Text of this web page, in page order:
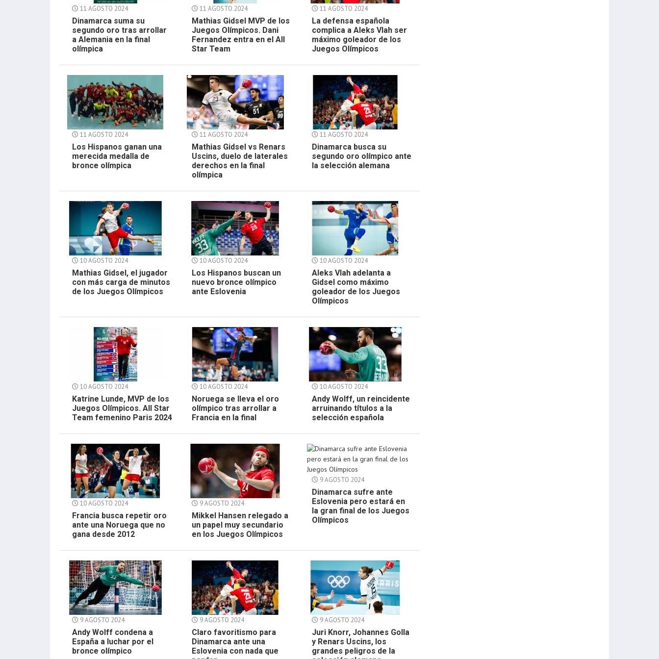
11 AGOSTO 2024
Dinamarca suma su
segundo oro tras arrollar
a Alemania en la final
olímpica
11 AGOSTO 2024
Mathias Gidsel MVP de los
Juegos Olímpicos. Dani
Fernandez entra en el All
Star Team
11 AGOSTO 2024
La defensa española
complica a Aleks Vlah ser
máximo goleador de los
Juegos Olímpicos
11 AGOSTO 2024
Los Hispanos ganan una
merecida medalla de
bronce olímpica
11 AGOSTO 2024
Mathias Gidsel vs Renars
Uscins, duelo de laterales
derechos en la final
olímpica
11 AGOSTO 2024
Dinamarca busca su
segundo oro olímpico ante
la selección alemana
10 AGOSTO 2024
Mathias Gidsel, el jugador
con más carga de minutos
de los Juegos Olímpicos
10 AGOSTO 2024
Los Hispanos buscan un
nuevo bronce olímpico
ante Eslovenia
10 AGOSTO 2024
Aleks Vlah adelanta a
Gidsel como máximo
goleador de los Juegos
Olímpicos
10 AGOSTO 2024
Katrine Lunde, MVP de los
Juegos Olímpicos. All Star
Team femenino Paris 2024
10 AGOSTO 2024
Noruega se lleva el oro
olímpico tras arrollar a
Francia en la final
10 AGOSTO 2024
Andy Wolff, un reincidente
arruinando títulos a la
selección española
10 AGOSTO 2024
Francia busca repetir oro
ante una Noruega que no
gana desde 2012
9 AGOSTO 2024
Mikkel Hansen relegado a
un papel muy secundario
en los Juegos Olímpicos
9 AGOSTO 2024
Dinamarca sufre ante
Eslovenia pero estará en
la gran final de los Juegos
Olímpicos
9 AGOSTO 2024
Andy Wolff condena a
España a luchar por el
bronce olímpico
9 AGOSTO 2024
Claro favoritismo para
Dinamarca ante una
Eslovenia con nada que
9 AGOSTO 2024
Juri Knorr, Johannes Golla
y Renars Uscins, los
grandes peligros de la